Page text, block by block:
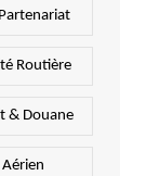
Partenariat
Routière
& Douane